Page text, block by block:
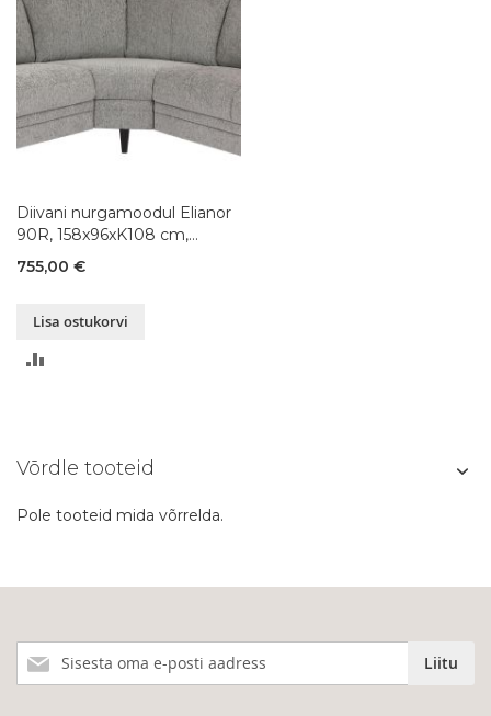
Diivani nurgamoodul Elianor
90R, 158x96xK108 cm,
värvivalik
755,00 €
Lisa ostukorvi
Võrdle tooteid
Pole tooteid mida võrrelda.
meie
Liitu